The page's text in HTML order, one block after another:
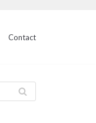
Contact